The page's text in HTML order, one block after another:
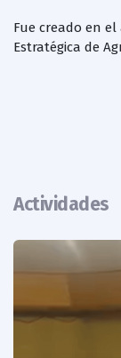
Fue creado en
Estratégica de
Actividades